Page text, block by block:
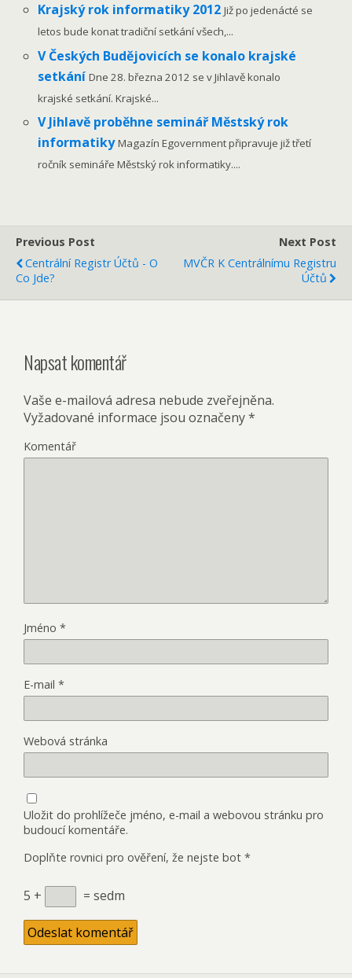
Krajský rok informatiky 2012Již po jedenácté se
letos bude konat tradiční setkání všech,...
V Českých Budějovicích se konalo krajské
setkáníDne 28. března 2012 se v Jihlavě konalo
krajské setkání. Krajské...
V Jihlavě proběhne seminář Městský rok
informatikyMagazín Egovernment připravuje již třetí
ročník semináře Městský rok informatiky....
Previous Post
Centrální Registr Účtů - O
Co Jde?
Next Post
MVČR K Centrálnímu Registru
Účtů
Napsat komentář
Vaše e-mailová adresa nebude zveřejněna.
Vyžadované informace jsou označeny*
Komentář
Jméno *
E-mail *
Webová stránka
Uložit do prohlížeče jméno, e-mail a webovou stránku pro
budoucí komentáře.
Doplňte rovnici pro ověření, že nejste bot *
5 + = sedm